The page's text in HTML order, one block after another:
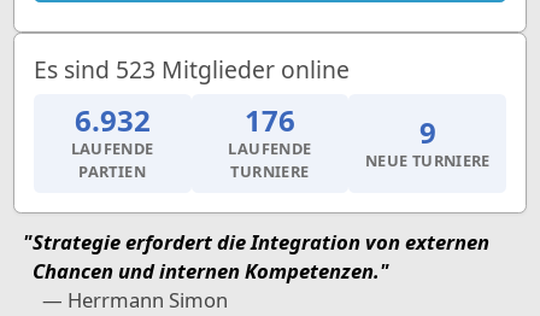
Es sind 523 Mitglieder online
6.932
LAUFENDE
PARTIEN
176
LAUFENDE
TURNIERE
9
NEUE TURNIERE
"Strategie erfordert die Integration von externen
Chancen und internen Kompetenzen."
— Herrmann Simon